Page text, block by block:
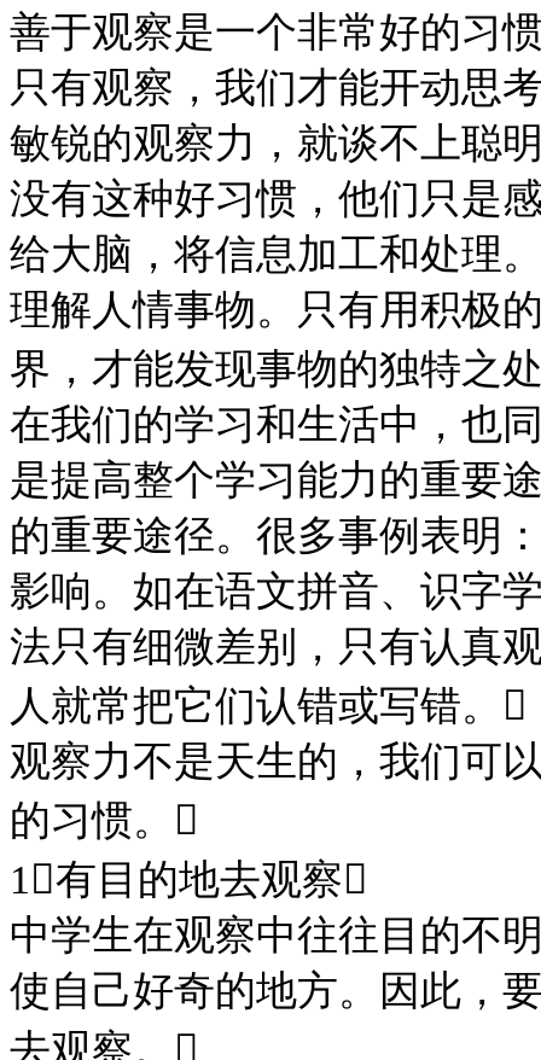
善于观察是一个非常好的习
只有观察，我们才能开动思
敏锐的观察力，就谈不上聪
没有这种好习惯，他们只是
给大脑，将信息加工和处理
理解人情事物。只有用积极
界，才能发现事物的独特之
在我们的学习和生活中，也
是提高整个学习能力的重要
的重要途径。很多事例表明
影响。如在语文拼音、识字
法只有细微差别，只有认真
人就常把它们认错或写错。 
观察力不是天生的，我们可
的习惯。 
1有目的地去观察
中学生在观察中往往目的不
使自己好奇的地方。因此，
去观察。 